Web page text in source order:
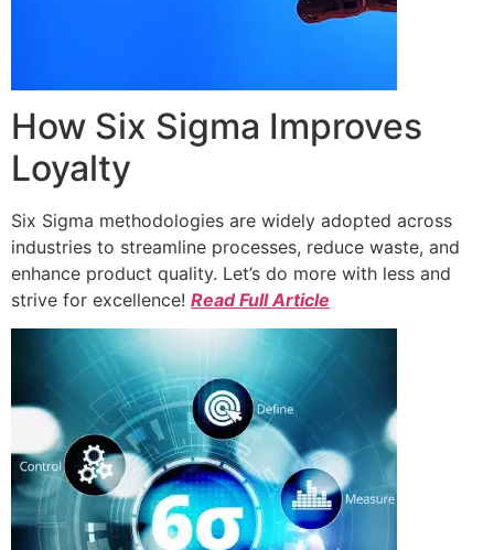
How Six Sigma Improves
Loyalty
Six Sigma methodologies are widely adopted across
industries to streamline processes, reduce waste, and
enhance product quality. Let’s do more with less and
strive for excellence! Read Full Article